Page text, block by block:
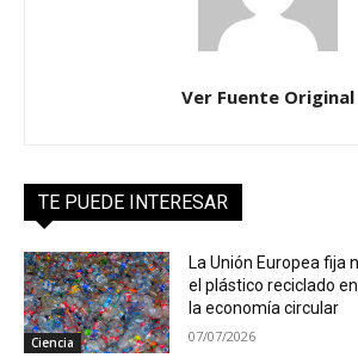
Ver Fuente Original
TE PUEDE INTERESAR
Ciencia
La Unión Europea fija
el plástico reciclado
la economía circular
07/07/2026